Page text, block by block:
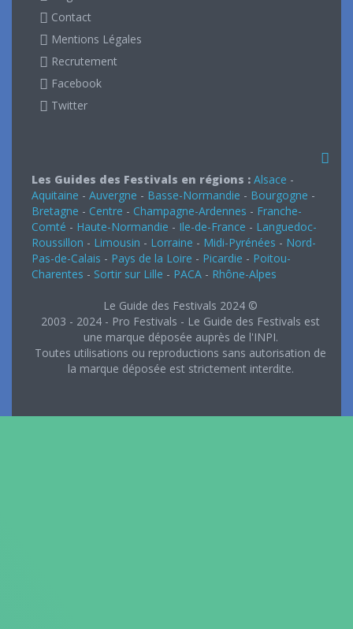
Contact
Mentions Légales
Recrutement
Facebook
Twitter
Les Guides des Festivals en régions : Alsace -
Aquitaine - Auvergne - Basse-Normandie - Bourgogne -
Bretagne - Centre - Champagne-Ardennes - Franche-
Comté - Haute-Normandie - Ile-de-France - Languedoc-
Roussillon - Limousin - Lorraine - Midi-Pyrénées - Nord-
Pas-de-Calais - Pays de la Loire - Picardie - Poitou-
Charentes - Sortir sur Lille - PACA - Rhône-Alpes
Le Guide des Festivals 2024 ©
2003 - 2024 - Pro Festivals - Le Guide des Festivals est
une marque déposée auprès de l'INPI.
Toutes utilisations ou reproductions sans autorisation de
la marque déposée est strictement interdite.